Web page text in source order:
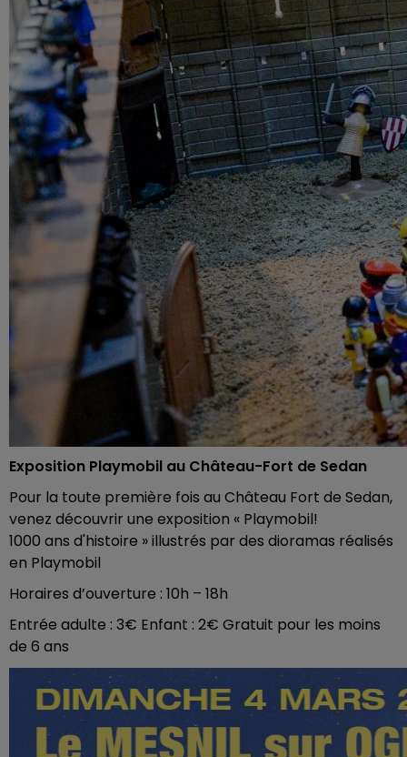
Exposition Playmobil au Château-Fort de Sedan
Pour la toute première fois au Château Fort de Sedan,
venez découvrir une exposition « Playmobil!
1000 ans d'histoire » illustrés par des dioramas réalisés
en Playmobil
Horaires d’ouverture : 10h – 18h
Entrée adulte : 3€ Enfant : 2€ Gratuit pour les moins
de 6 ans